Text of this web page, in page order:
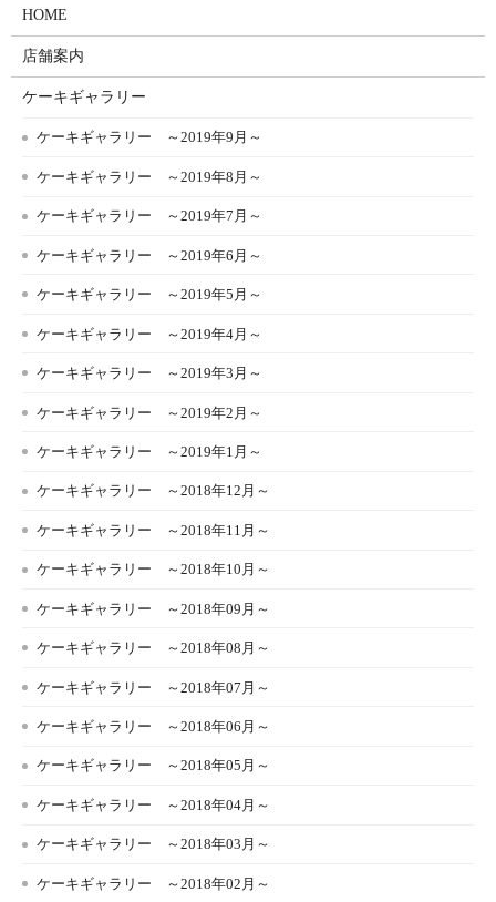
HOME
店舗案内
ケーキギャラリー
ケーキギャラリー ～2019年9月～
ケーキギャラリー ～2019年8月～
ケーキギャラリー ～2019年7月～
ケーキギャラリー ～2019年6月～
ケーキギャラリー ～2019年5月～
ケーキギャラリー ～2019年4月～
ケーキギャラリー ～2019年3月～
ケーキギャラリー ～2019年2月～
ケーキギャラリー ～2019年1月～
ケーキギャラリー ～2018年12月～
ケーキギャラリー ～2018年11月～
ケーキギャラリー ～2018年10月～
ケーキギャラリー ～2018年09月～
ケーキギャラリー ～2018年08月～
ケーキギャラリー ～2018年07月～
ケーキギャラリー ～2018年06月～
ケーキギャラリー ～2018年05月～
ケーキギャラリー ～2018年04月～
ケーキギャラリー ～2018年03月～
ケーキギャラリー ～2018年02月～